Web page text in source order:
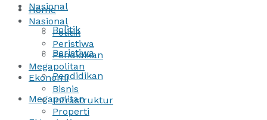
Nasional
Politik
Peristiwa
Pendidikan
Megapolitan
Home
Nasional
Politik
Peristiwa
Pendidikan
Megapolitan
Ekonomi
Bisnis
Infrastruktur
Properti